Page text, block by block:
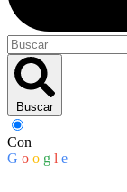
Buscar
Con
G o o g l e